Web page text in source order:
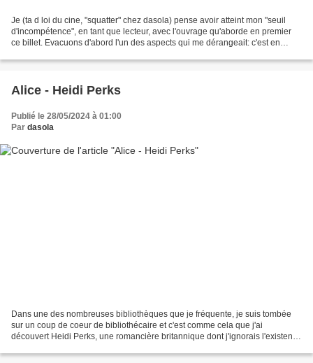
Je (ta d loi du cine, "squatter" chez dasola) pense avoir atteint mon "seuil
d'incompétence", en tant que lecteur, avec l'ouvrage qu'aborde en premier
ce billet. Evacuons d'abord l'un des aspects qui me dérangeait: c'est en
Alice - Heidi Perks
Publié le 28/05/2024 à 01:00
Par dasola
Dans une des nombreuses bibliothèques que je fréquente, je suis tombée
sur un coup de coeur de bibliothécaire et c'est comme cela que j'ai
découvert Heidi Perks, une romancière britannique dont j'ignorais l'existence